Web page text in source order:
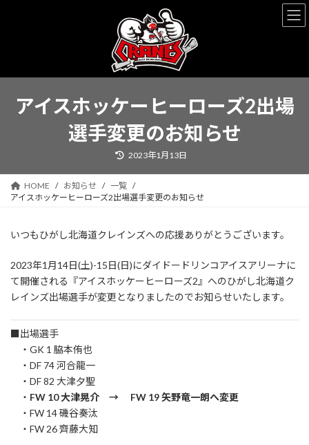
へ
ョ
アイスホッケーヒーローズ2出場
選手変更のお知らせ
最
日
時
:
2023年1月13日
HOME お知らせ
一覧
アイスホッケーヒーローズ2出場選手変更のお知らせ
いつもひがし北海道クレインズへの応援ありがとうございます。
2023年1月14日(土)-15日(日)にダイドードリンコアイスアリーナに
て開催される『アイスホッケーヒーローズ2』へのひがし北海道ク
レインズ出場選手が変更となりましたのでお知らせいたします。
■出場選手
・GK 1 脇本侑也
・DF 74 河合龍一
・DF 82 大津夕聖
・ FW 10 大津晃介 → FW 19 矢野竜一朗へ変更
・FW 14 磯谷奏汰
・FW 26 齊藤大知